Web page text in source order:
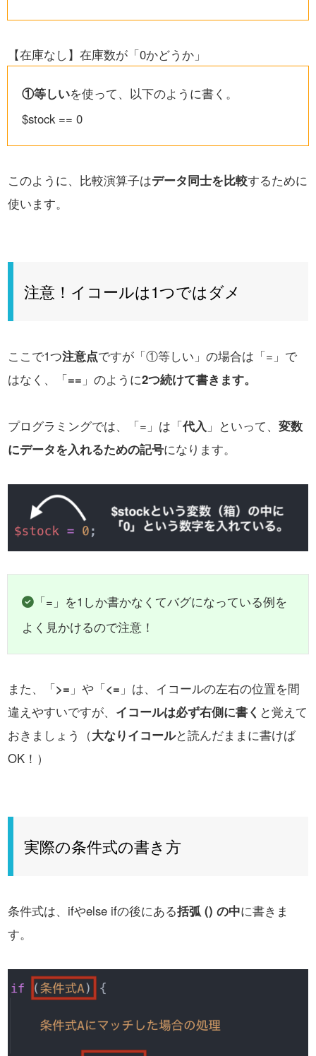
【在庫なし】 在庫数が「0かどうか」
①等しいを使って、以下のように書く。
$stock == 0
このように、比較演算子はデータ同士を比較するために
使います。
注意！イコールは1つではダメ
ここで1つ注意点ですが「①等しい」の場合は「=」で
はなく、「== 」のように2つ続けて書きます。
プログラミングでは、「=」は「代入 」といって、 変数
にデータを入れるための記号になります。
「=」を1しか書かなくてバグになっている例を
よく見かけるので注意！
また、「>= 」や「<= 」は、イコールの左右の位置を間
違えやすいですが、 イコールは必ず右側に書く と覚えて
おきましょう（大なりイコールと読んだままに書けば
OK！）
実際の条件式の書き方
条件式は、ifやelse ifの後にある括弧 () の中に書きま
す。